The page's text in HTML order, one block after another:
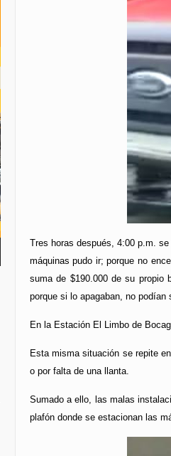
Tres horas después, 4:00 p.m.
máquinas pudo ir; porque no
suma de $190.000 de su propio
porque si lo apagaban, no podían
En la Estación El Limbo de
Esta misma situación se repite
o por falta de una llanta.
Sumado a ello, las malas
plafón donde se estacionan las